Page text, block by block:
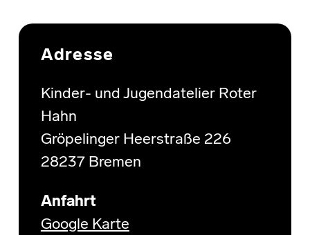
Skip back to main navigation
Adresse
Kinder- und Jugendatelier Roter
Hahn
Gröpelinger Heerstraße 226
28237 Bremen
Anfahrt
Google Karte